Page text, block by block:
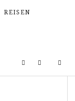
REISEN